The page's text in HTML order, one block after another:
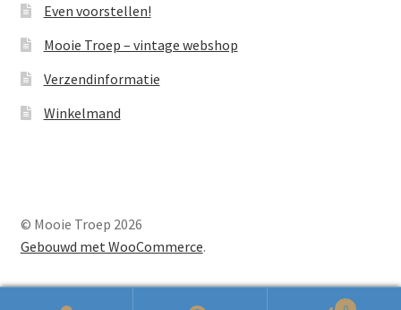
Even voorstellen!
Mooie Troep – vintage webshop
Verzendinformatie
Winkelmand
© Mooie Troep 2026
Gebouwd met WooCommerce.